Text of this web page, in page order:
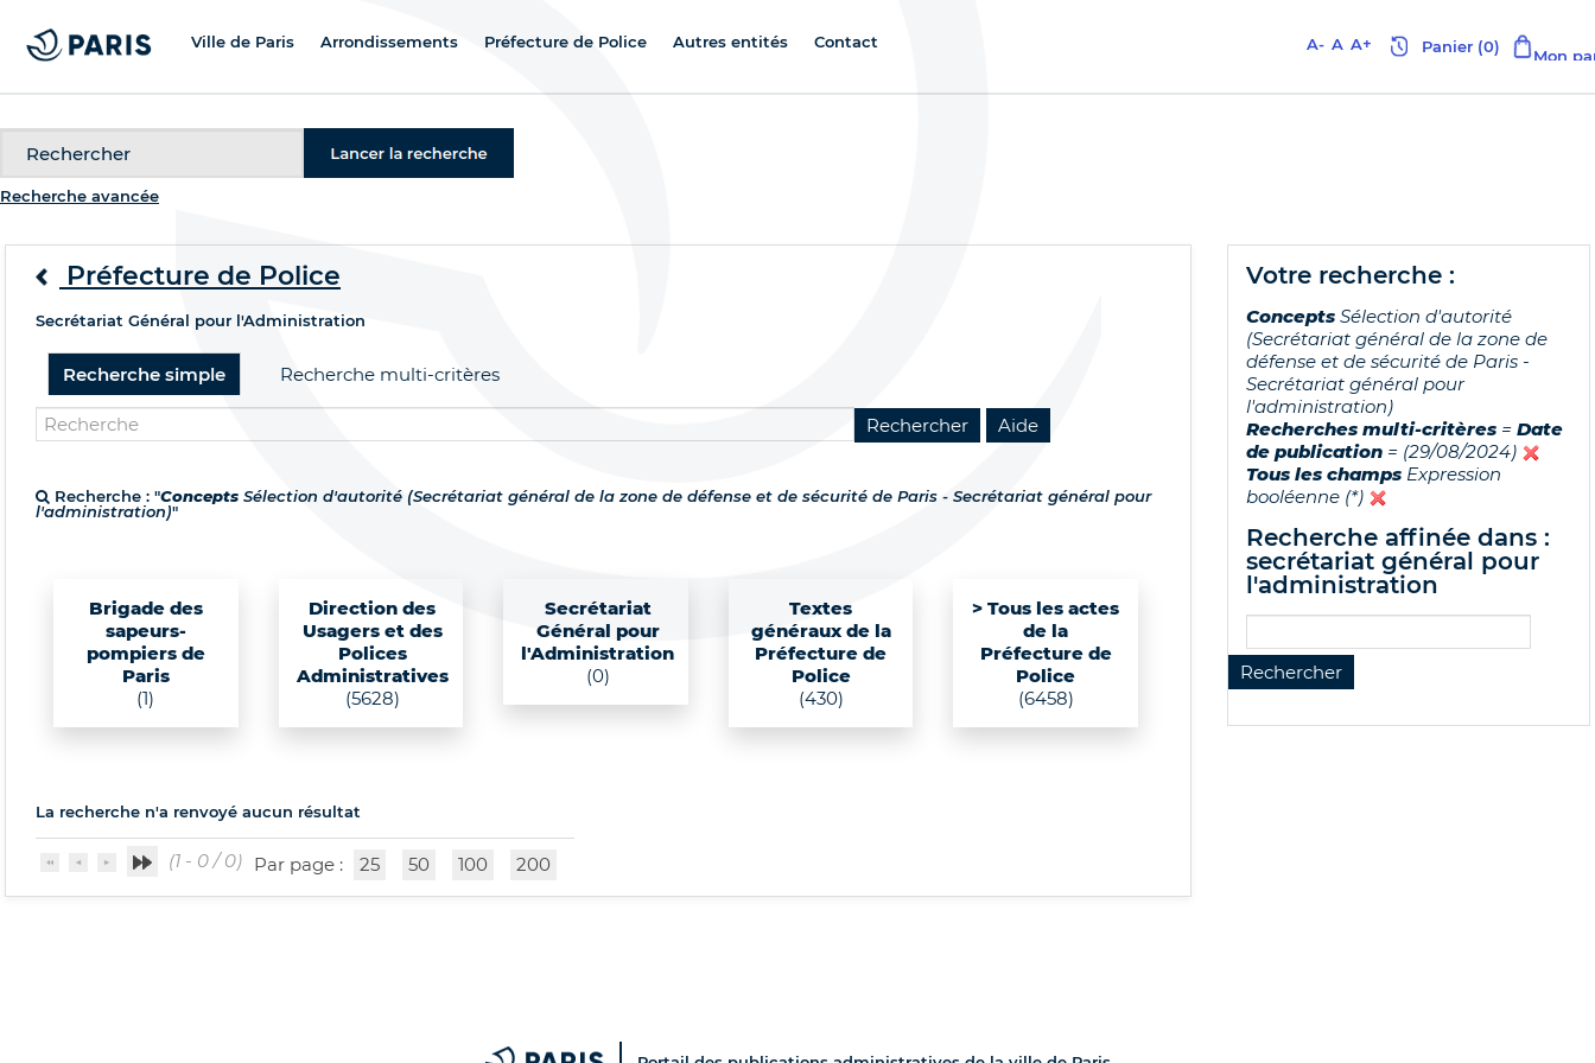
Ville de Paris Arrondissements Préfecture de Police Autres entités Contact A- A A+
Recherche avancée
Préfecture de Police
Secrétariat Général pour l'Administration
Recherche simple Recherche multi-critères
Recherche : "Concepts Sélection d'autorité (Secrétariat général de la zone de défense et de sécurité de Paris - Secrétariat général pour
l'administration)"
Brigade des
sapeurs-
pompiers de
Paris
(1)
Direction des
Usagers et des
Polices
Administratives
(5628)
Secrétariat
Général pour
l'Administration
(0)
Textes
généraux de la
Préfecture de
Police
(430)
> Tous les actes
de la
Préfecture de
Police
(6458)
La recherche n'a renvoyé aucun résultat
(1 - 0 / 0) Par page : 25 50 100 200
votre recherche :
Concepts Sélection d'autorité
(Secrétariat général de la zone de
défense et de sécurité de Paris -
Secrétariat général pour
l'administration)
Recherches multi-critères = Date
de publication = (29/08/2024)
Tous les champs Expression
booléenne (*)
recherche affinée dans :
secrétariat général pour
l'administration